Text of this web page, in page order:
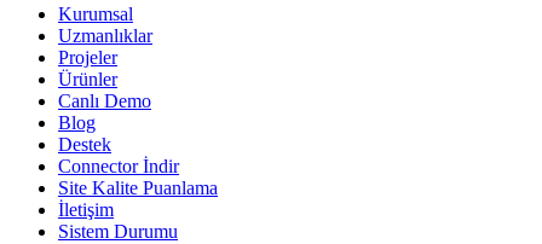
Kurumsal
Uzmanlıklar
Projeler
Ürünler
Canlı Demo
Blog
Destek
Connector İndir
Site Kalite Puanlama
İletişim
Sistem Durumu